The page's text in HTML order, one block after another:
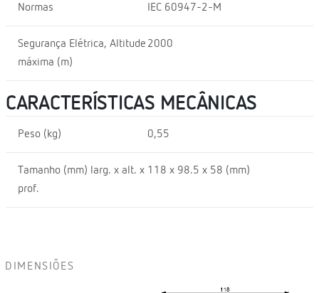
Normas IEC 60947-2-M
Segurança Elétrica, Altitude
máxima (m)
2000
CARACTERÍSTICAS MECÂNICAS
Peso (kg) 0,55
Tamanho (mm) larg. x alt. x
prof.
118 x 98.5 x 58 (mm)
DIMENSIÕES